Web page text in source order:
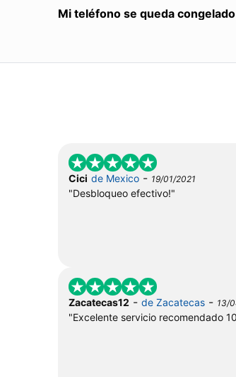
Mi teléfono se queda
Cici de Mexico - 19/01/2021
"Desbloqueo efectivo!"
Zacatecas12 - de Zacatecas - 13/
"Excelente servicio recomendado